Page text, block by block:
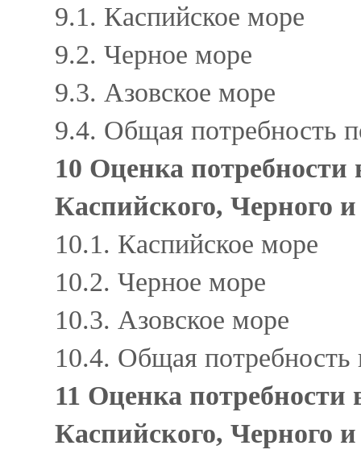
9.1. Каспийское море
9.2. Черное море
9.3. Азовское море
9.4. Общая потребность
10 Оценка
Каспийского, Черного
10.1. Каспийское море
10.2. Черное море
10.3. Азовское море
10.4. Общая
11 Оценка
Каспийского, Черного